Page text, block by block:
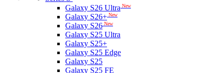
Galaxy S26 Ultra New
Galaxy S26+ New
Galaxy S26 New
Galaxy S25 Ultra
Galaxy S25+
Galaxy S25 Edge
Galaxy S25
Galaxy S25 FE